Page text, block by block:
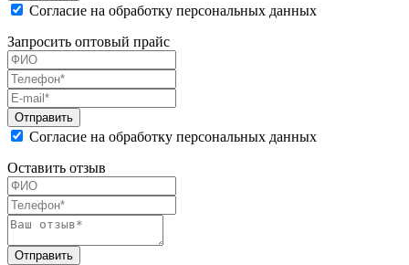
Согласие на обработку персональных данных
Запросить оптовый прайс
Согласие на обработку персональных данных
Оставить отзыв